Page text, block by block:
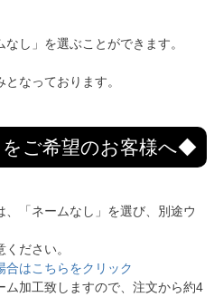
し」を選ぶことができます。
なっております。
ご希望のお客様へ◆
「ネームなし」を選び、別途ウ
ださい。
合はこちらをクリック
加工致しますので、注文から約4